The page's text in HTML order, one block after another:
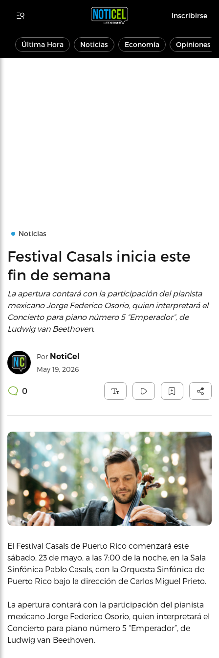
Inscribirse
Última Hora Noticias Economía Opiniones
Noticias
Festival Casals inicia este
fin de semana
La apertura contará con la participación del pianista
mexicano Jorge Federico Osorio, quien interpretará el
Concierto para piano número 5 “Emperador”, de
Ludwig van Beethoven.
Por NotiCel
May 19, 2026
0
El Festival Casals de Puerto Rico comenzará este
sábado, 23 de mayo, a las 7:00 de la noche, en la Sala
Sinfónica Pablo Casals, con la Orquesta Sinfónica de
Puerto Rico bajo la dirección de Carlos Miguel Prieto.
La apertura contará con la participación del pianista
mexicano Jorge Federico Osorio, quien interpretará el
Concierto para piano número 5 “Emperador”, de
Ludwig van Beethoven.